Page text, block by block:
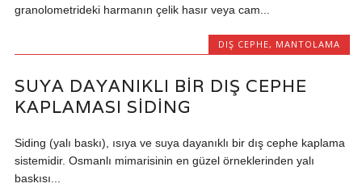
granolometrideki harmanın çelik hasır veya cam...
DIŞ CEPHE, MANTOLAMA
SUYA DAYANIKLI BIR DIŞ CEPHE
KAPLAMASI SIDING
Siding (yalı baskı), ısıya ve suya dayanıklı bir dış cephe kaplama
sistemidir. Osmanlı mimarisinin en güzel örneklerinden yalı
baskısı...